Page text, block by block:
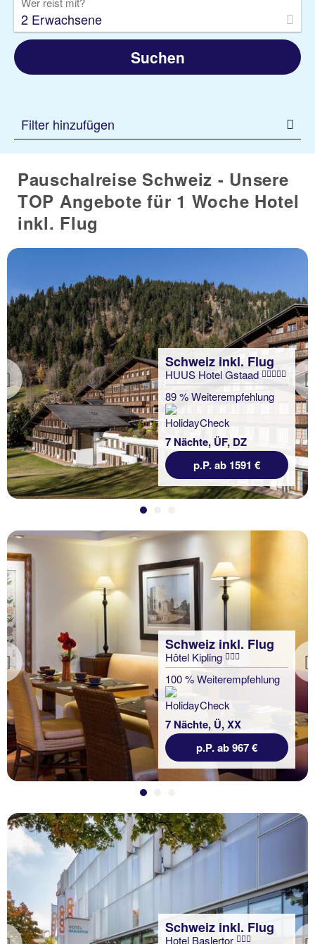
2 Erwachsene
Suchen
Filter hinzufügen
Pauschalreise Schweiz - Unsere
TOP Angebote für 1 Woche Hotel
inkl. Flug
Previous
Schweiz inkl. Flug
HUUS Hotel Gstaad
89 % Weiterempfehlung
7 Nächte, ÜF, DZ
p.P. ab 1591 €
Previous
Schweiz inkl. Flug
Hôtel Kipling
100 % Weiterempfehlung
7 Nächte, Ü, XX
p.P. ab 967 €
Schweiz inkl. Flug
Hotel Baslertor